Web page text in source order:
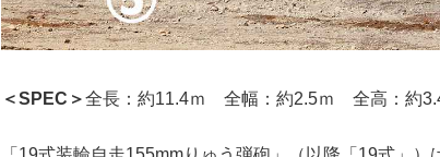
＜SPEC＞全長：約11.4ｍ 全幅：約2.5ｍ 全高：約